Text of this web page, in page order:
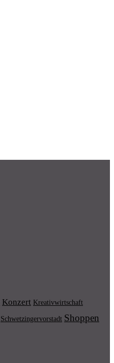
Konzert Kreativwirtschaft
Schwetzingervorstadt Shoppen